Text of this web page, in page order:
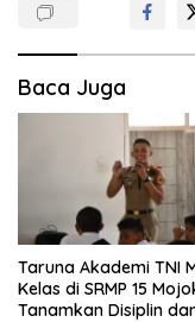
Baca Juga
Taruna Akademi TNI
Kelas di SRMP 15
Tanamkan Disiplin